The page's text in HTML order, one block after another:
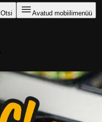
Otsi Avatud mobiilimenüü